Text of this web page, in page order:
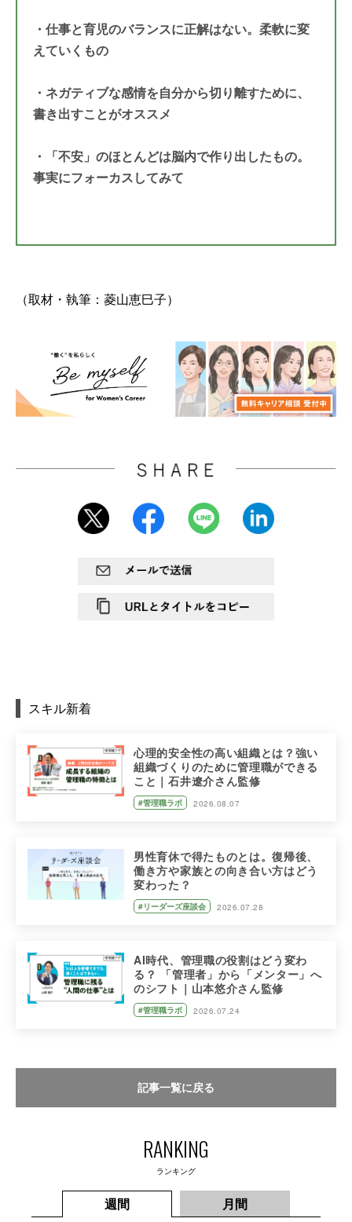
・仕事と育児のバランスに正解はない。柔軟に変
えていくもの
・ネガティブな感情を自分から切り離すために、
書き出すことがオススメ
・「不安」のほとんどは脳内で作り出したもの。
事実にフォーカスしてみて
（取材・執筆：菱山恵巳子）
スキル新着
心理的安全性の高い組織とは？強い
組織づくりのために管理職ができる
こと｜石井遼介さん監修
#管理職ラボ 2026.08.07
男性育休で得たものとは。復帰後、
働き方や家族との向き合い方はどう
変わった？
#リーダーズ座談会 2026.07.28
AI時代、管理職の役割はどう変わ
る？ 「管理者」から「メンター」へ
のシフト｜山本悠介さん監修
#管理職ラボ 2026.07.24
記事一覧に戻る
RANKING
ランキング
週間 月間